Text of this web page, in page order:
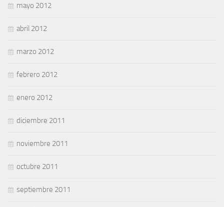
mayo 2012
abril 2012
marzo 2012
febrero 2012
enero 2012
diciembre 2011
noviembre 2011
octubre 2011
septiembre 2011